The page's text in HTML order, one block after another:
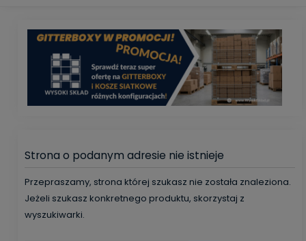
Strona o podanym adresie nie istnieje
Przepraszamy, strona której szukasz nie została znaleziona.
Jeżeli szukasz konkretnego produktu, skorzystaj z
wyszukiwarki.